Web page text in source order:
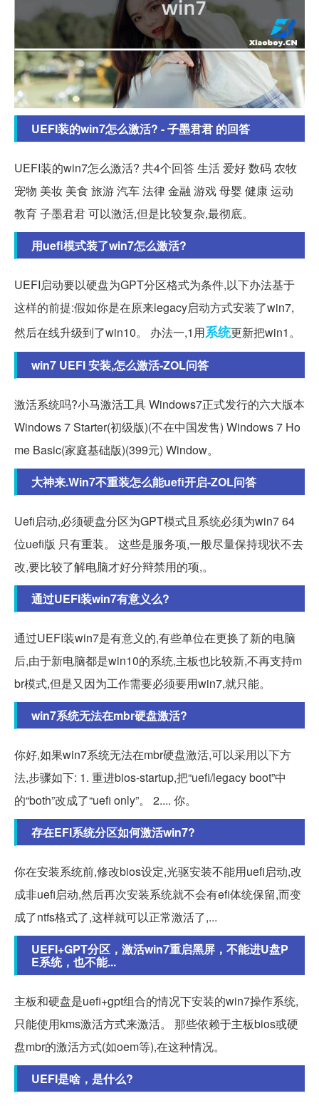
UEFI装的win7怎么激活? - 子墨君君 的回答
UEFI装的win7怎么激活? 共4个回答 生活 爱好 数码 农牧
宠物 美妆 美食 旅游 汽车 法律 金融 游戏 母婴 健康 运动
教育 子墨君君 可以激活,但是比较复杂,最彻底。
用uefi模式装了win7怎么激活?
UEFI启动要以硬盘为GPT分区格式为条件,以下办法基于
这样的前提:假如你是在原来legacy启动方式安装了win7,
然后在线升级到了win10。 办法一,1用系统更新把win1。
win7 UEFI 安装,怎么激活-ZOL问答
激活系统吗?小马激活工具 Windows7正式发行的六大版本
Windows 7 Starter(初级版)(不在中国发售) Windows 7 Ho
me Basic(家庭基础版)(399元) Window。
大神来.Win7不重装怎么能uefi开启-ZOL问答
Uefi启动,必须硬盘分区为GPT模式且系统必须为win7 64
位uefi版 只有重装。 这些是服务项,一般尽量保持现状不去
改,要比较了解电脑才好分辩禁用的项,。
通过UEFI装win7有意义么?
通过UEFI装win7是有意义的,有些单位在更换了新的电脑
后,由于新电脑都是win10的系统,主板也比较新,不再支持m
br模式,但是又因为工作需要必须要用win7,就只能。
win7系统无法在mbr硬盘激活?
你好,如果win7系统无法在mbr硬盘激活,可以采用以下方
法,步骤如下: 1. 重进bios-startup,把“uefi/legacy boot”中
的“both”改成了“uefi only”。 2.... 你。
存在EFI系统分区如何激活win7?
你在安装系统前,修改bios设定,光驱安装不能用uefi启动,改
成非uefi启动,然后再次安装系统就不会有efi体统保留,而变
成了ntfs格式了,这样就可以正常激活了,...
UEFI+GPT分区，激活win7重启黑屏，不能进U盘P
E系统，也不能...
主板和硬盘是uefi+gpt组合的情况下安装的win7操作系统,
只能使用kms激活方式来激活。 那些依赖于主板bios或硬
盘mbr的激活方式(如oem等),在这种情况。
UEFI是啥，是什么?